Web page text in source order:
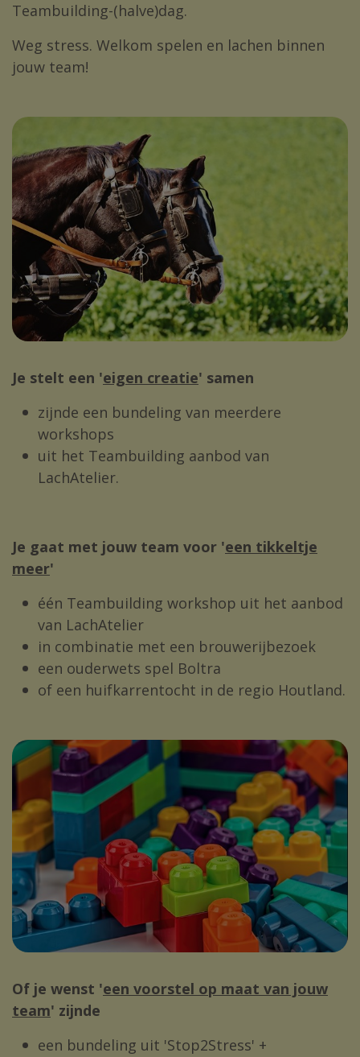
Teambuilding-(halve)dag.
Weg stress. Welkom spelen en lachen binnen
jouw team!
Je stelt een 'eigen creatie' samen
zijnde een bundeling van meerdere
workshops
uit het Teambuilding aanbod van
LachAtelier.
Je gaat met jouw team voor 'een tikkeltje
meer'
één Teambuilding workshop uit het aanbod
van LachAtelier
in combinatie met een brouwerijbezoek
een ouderwets spel Boltra
of een huifkarrentocht in de regio Houtland.
Of je wenst 'een voorstel op maat van jouw
team' zijnde
een bundeling uit 'Stop2Stress' +